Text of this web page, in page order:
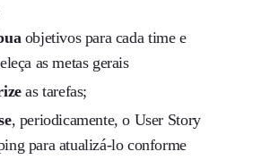
objetivos para cada time e
as metas gerais
as tarefas;
, periodicamente, o User Story
para atualizá-lo conforme